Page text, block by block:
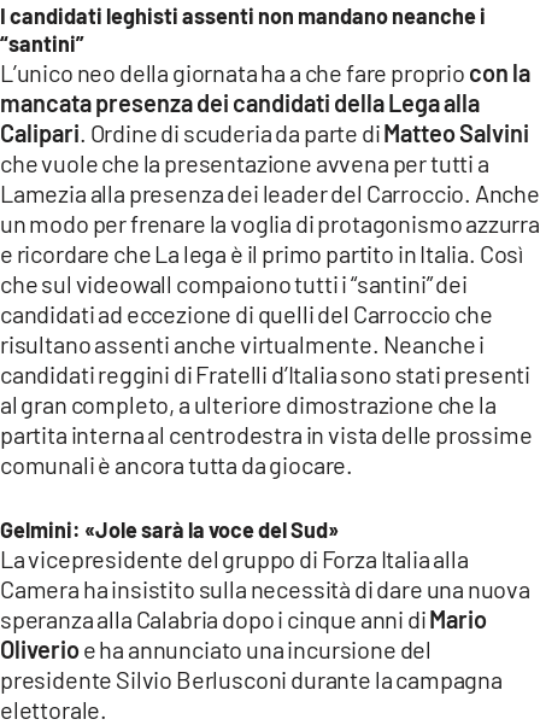
I candidati leghisti assenti non mandano neanche i
“santini”
L’unico neo della giornata ha a che fare proprio con la
mancata presenza dei candidati della Lega alla
Calipari . Ordine di scuderia da parte diMatteo Salvini
che vuole che la presentazione avvena per tutti a
Lamezia alla presenza dei leader del Carroccio. Anche
un modo per frenare la voglia di protagonismo azzurra
e ricordare che La lega è il primo partito in Italia. Così
che sul videowall compaiono tutti i “santini” dei
candidati ad eccezione di quelli del Carroccio che
risultano assenti anche virtualmente. Neanche i
candidati reggini di Fratelli d’Italia sono stati presenti
al gran completo, a ulteriore dimostrazione che la
partita interna al centrodestra in vista delle prossime
comunali è ancora tutta da giocare.
Gelmini: «Jole sarà la voce del Sud»
La vicepresidente del gruppo di Forza Italia alla
Camera ha insistito sulla necessità di dare una nuova
speranza alla Calabria dopo i cinque anni diMario
Oliverioe ha annunciato una incursione del
presidente Silvio Berlusconi durante la campagna
elettorale.